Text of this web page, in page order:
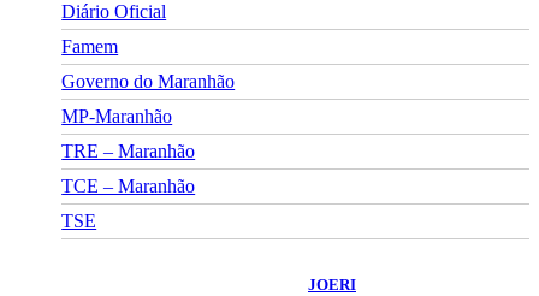
Diário Oficial
Famem
Governo do Maranhão
MP-Maranhão
TRE – Maranhão
TCE – Maranhão
TSE
JOERI